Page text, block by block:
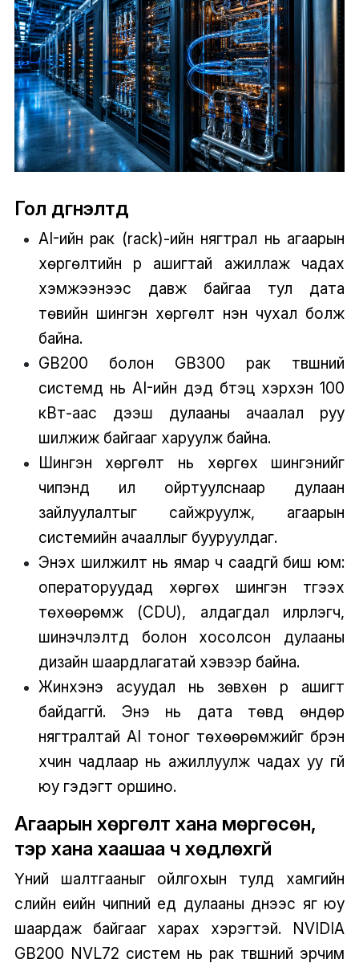
Гол дүгнэлтүүд
AI-ийн рак (rack)-ийн нягтрал нь агаарын
хөргөлтийн үр ашигтай ажиллаж чадах
хэмжээнээс давж байгаа тул дата
төвийн шингэн хөргөлт нэн чухал болж
байна.
GB200 болон GB300 рак түвшний
системүүд нь AI-ийн дэд бүтэц хэрхэн 100
кВт-аас дээш дулааны ачаалал руу
шилжиж байгааг харуулж байна.
Шингэн хөргөлт нь хөргөх шингэнийг
чипэнд илүү ойртуулснаар дулаан
зайлуулалтыг сайжруулж, агаарын
системийн ачааллыг бууруулдаг.
Энэхүү шилжилт нь ямар ч саадгүй биш юм:
операторуудад хөргөх шингэн түгээх
төхөөрөмж (CDU), алдагдал илрүүлэгч,
шинэчлэлтүүд болон хосолсон дулааны
дизайн шаардлагатай хэвээр байна.
Жинхэнэ асуудал нь зөвхөн үр ашигт
байдаггүй. Энэ нь дата төвүүд өндөр
нягтралтай AI тоног төхөөрөмжийг бүрэн
хүчин чадлаар нь ажиллуулж чадах уу үгүй
юу гэдэгт оршино.
Агаарын хөргөлт хана мөргөсөн,
тэр хана хаашаа ч хөдлөхгүй
Үүний шалтгааныг ойлгохын тулд хамгийн
сүүлийн үеийн чипний үеүд дулааны үүднээс яг юу
шаардаж байгааг харах хэрэгтэй. NVIDIA
GB200 NVL72 систем нь рак түвшний эрчим